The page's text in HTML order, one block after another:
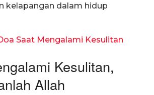
kelapangan dalam hidup
Saat Mengalami Kesulitan
Kesulitan,
Allah